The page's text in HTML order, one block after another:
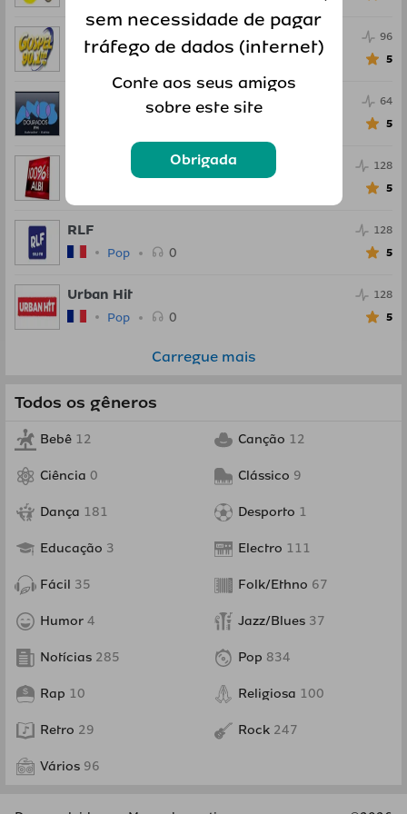
Radio Gospel FM
Pop
96
5
Anos Dourados FM
64
5
100percent Radio
128
5
RLF
Pop 0
128
5
Urban Hit
Pop 0
128
5
Carregue mais
Todos os gêneros
Bebê 12 Canção 12
Ciência 0 Clássico 9
Dança 181 Desporto 1
Educação 3 Electro 111
Fácil 35 Folk/Ethno 67
Humor 4 Jazz/Blues 37
Notícias 285 Pop 834
Rap 10 Religiosa 100
Retro 29 Rock 247
Vários 96
sem necessidade de pagar
tráfego de dados (internet)
Conte aos seus amigos
sobre este site
Obrigada